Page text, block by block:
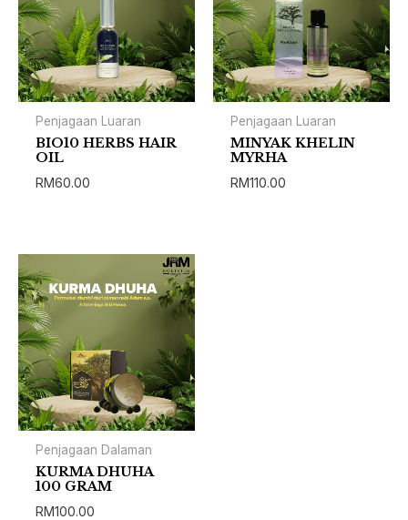
Penjagaan Luaran
BIO10 HERBS HAIR
OIL
RM60.00
Penjagaan Luaran
MINYAK KHELIN
MYRHA
RM110.00
Penjagaan Dalaman
KURMA DHUHA
100 GRAM
RM100.00